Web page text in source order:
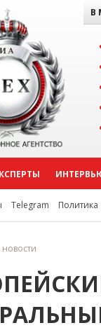
В
Telegram Политика
новости